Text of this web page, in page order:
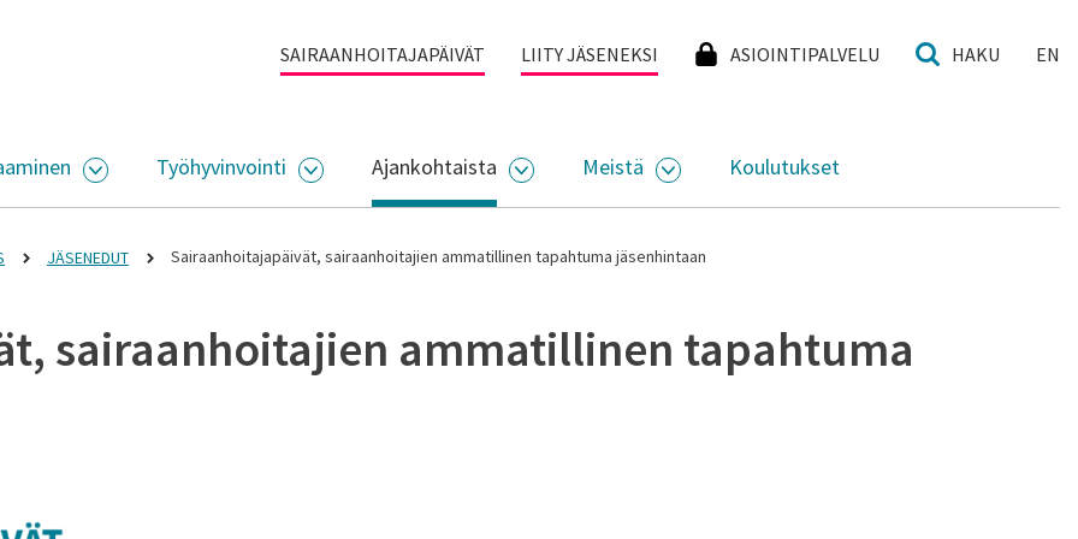
SAIRAANHOITAJAPÄIVÄT LIITY JÄSENEKSI ASIOINTIPALVELU HAKU EN
AVAA ALASIVUJEN VALIKKO
Työhyvinvointi
AVAA ALASIVUJEN VALIKKO
Ajankohtaista
AVAA ALASIVUJEN VALIKKO
Meistä
AVAA ALASIVUJEN VALIKKO
Koulutukset
JÄSENEDUT Sairaanhoitajapäivät, sairaanhoitajien ammatillinen tapahtuma jäsenhintaan
sairaanhoitajien ammatillinen tapahtuma